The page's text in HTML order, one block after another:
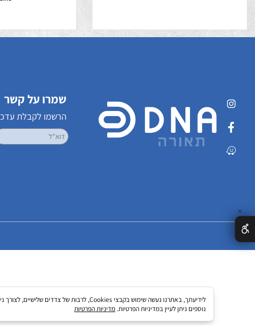
מגנטית
שמרו על קשר